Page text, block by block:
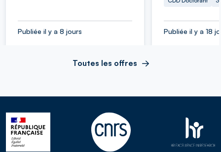
Publiée il y a 8 jours Publiée il y a 18
Toutes les offres